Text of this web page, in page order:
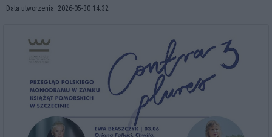
Data utworzenia: 2026-05-30 14:32